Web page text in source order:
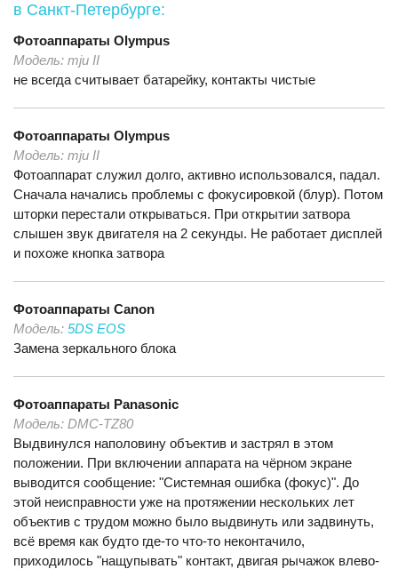
в Санкт-Петербурге:
Фотоаппараты Olympus
Модель: mju II
не всегда считывает батарейку, контакты чистые
Фотоаппараты Olympus
Модель: mju II
Фотоаппарат служил долго, активно использовался, падал.
Сначала начались проблемы с фокусировкой (блур). Потом
шторки перестали открываться. При открытии затвора
слышен звук двигателя на 2 секунды. Не работает дисплей
и похоже кнопка затвора
Фотоаппараты Canon
Модель: 5DS EOS
Замена зеркального блока
Фотоаппараты Panasonic
Модель: DMC-TZ80
Выдвинулся наполовину объектив и застрял в этом
положении. При включении аппарата на чёрном экране
выводится сообщение: "Системная ошибка (фокус)". До
этой неисправности уже на протяжении нескольких лет
объектив с трудом можно было выдвинуть или задвинуть,
всё время как будто где-то что-то неконтачило,
приходилось "нащупывать" контакт, двигая рычажок влево-